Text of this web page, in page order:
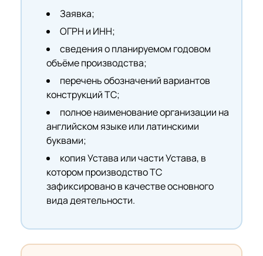
Заявка;
ОГРН и ИНН;
сведения о планируемом годовом
объёме производства;
перечень обозначений вариантов
конструкций ТС;
полное наименование организации на
английском языке или латинскими
буквами;
копия Устава или части Устава, в
котором производство ТС
зафиксировано в качестве основного
вида деятельности.